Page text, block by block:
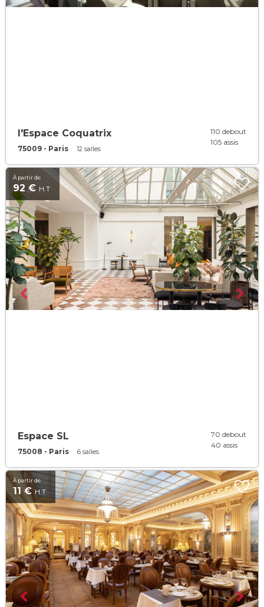
l'Espace Coquatrix
75009 - Paris 12 salles
110 debout
105 assis
À partir de
92 € H.T
Espace SL
75008 - Paris 6 salles
70 debout
40 assis
À partir de
11 € H.T